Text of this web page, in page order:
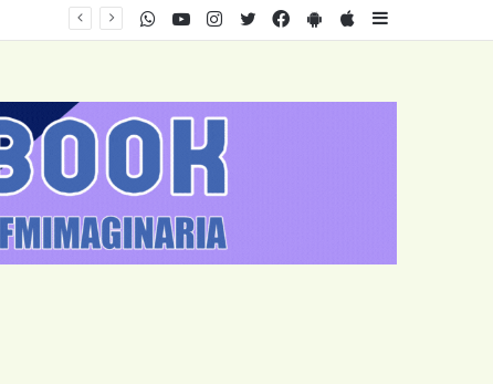
AppStore
PlayStore
Facebook
Twitter
Instagram
Youtube
WhatsApp